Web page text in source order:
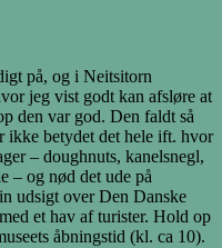
på, og i Neitsitorn
jeg vist godt kan afsløre at
den var god. Den faldt så
ikke betydet det hele ift. hvor
– doughnuts, kanelsnegl,
– og nød det ude på
udsigt over Den Danske
et hav af turister. Hold op
åbningstid (kl. ca 10).